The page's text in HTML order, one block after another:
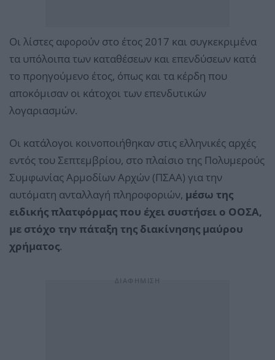
Οι λίστες αφορούν στο έτος 2017 και συγκεκριμένα
τα υπόλοιπα των καταθέσεων και επενδύσεων κατά
το προηγούμενο έτος, όπως και τα κέρδη που
αποκόμισαν οι κάτοχοι των επενδυτικών
λογαριασμών.
Οι κατάλογοι κοινοποιήθηκαν στις ελληνικές αρχές
εντός του Σεπτεμβρίου, στο πλαίσιο της Πολυμερούς
Συμφωνίας Αρμοδίων Αρχών (ΠΣΑΑ) για την
αυτόματη ανταλλαγή πληροφοριών, μέσω της
ειδικής πλατφόρμας που έχει συστήσει ο ΟΟΣΑ,
με στόχο την πάταξη της διακίνησης μαύρου
χρήματος.